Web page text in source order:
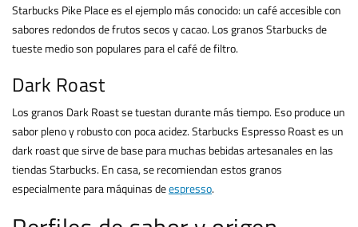
Starbucks Pike Place es el ejemplo más conocido: un café accesible con
sabores redondos de frutos secos y cacao. Los granos Starbucks de
tueste medio son populares para el café de filtro.
Dark Roast
Los granos Dark Roast se tuestan durante más tiempo. Eso produce un
sabor pleno y robusto con poca acidez. Starbucks Espresso Roast es un
dark roast que sirve de base para muchas bebidas artesanales en las
tiendas Starbucks. En casa, se recomiendan estos granos
especialmente para máquinas deespresso.